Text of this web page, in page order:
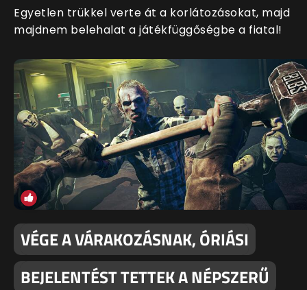
Egyetlen trükkel verte át a korlátozásokat, majd
majdnem belehalat a játékfüggőségbe a fiatal!
VÉGE A VÁRAKOZÁSNAK, ÓRIÁSI
BEJELENTÉST TETTEK A NÉPSZERŰ